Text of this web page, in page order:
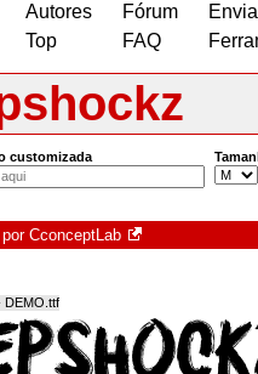
Autores
Top
Fórum
FAQ
customizada
por CconceptLab
DEMO.ttf